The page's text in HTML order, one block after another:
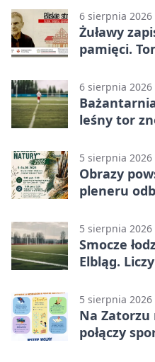
6 sierpnia 2026
Żuławy
pamięci.
6 sierpnia 2026
leśny tor
5 sierpnia 2026
Obrazy
pleneru
5 sierpnia 2026
Smocze
Elbląg.
5 sierpnia 2026
Na
połączy